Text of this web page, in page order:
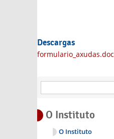
Descargas
formulario_axudas.doc
O Instituto
O Instituto